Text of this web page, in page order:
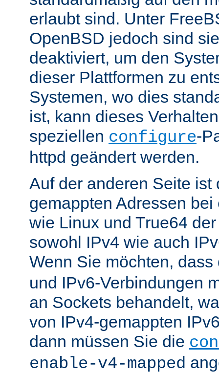
erlaubt sind. Unter
OpenBSD jedoch sind
deaktiviert, um den
dieser Plattformen zu
Systemen, wo dies
ist, kann dieses
speziellen configure-
httpd geändert werden.
Auf der anderen Seite ist
gemappten Adressen
wie Linux und True64
sowohl IPv4 wie auch
Wenn Sie möchten,
und IPv6-Verbindungen
an Sockets behandelt,
von IPv4-gemappten
dann müssen Sie die
enable-v4-mapped